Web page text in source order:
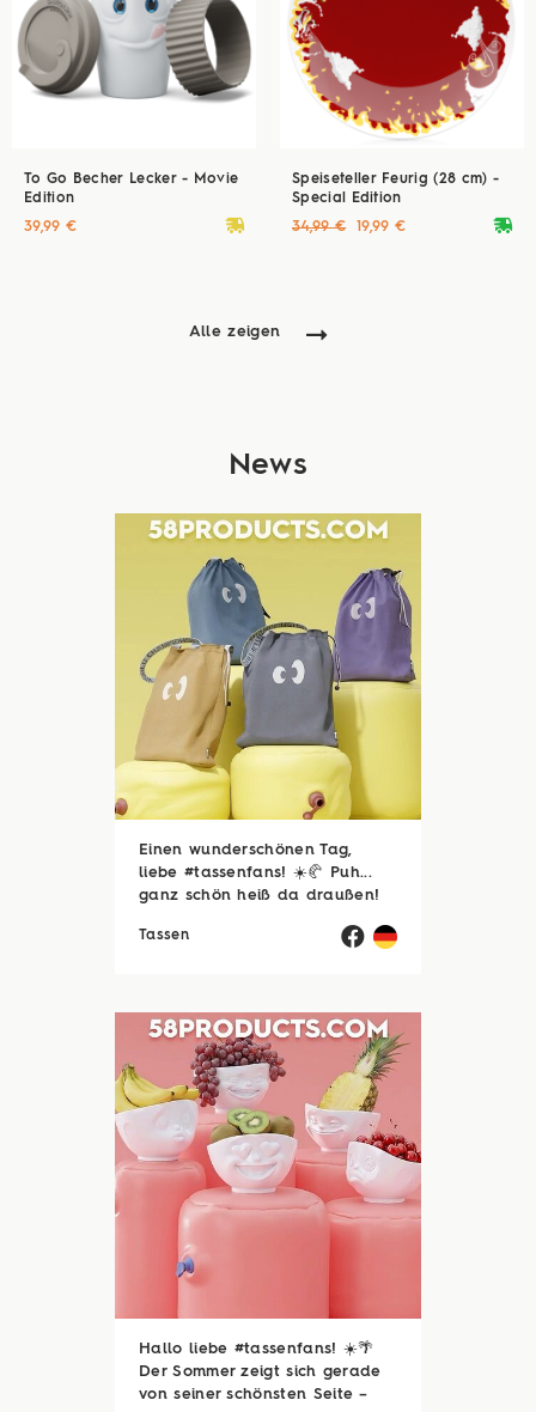
To Go Becher Lecker - Movie
Edition
deliveryvan
39,99 €
Speiseteller Feurig (28 cm) -
Special Edition
deliveryvan
34,99 € 19,99 €
Alle zeigen
News
Einen wunderschönen Tag,
liebe #tassenfans! ☀️🥐 Puh...
ganz schön heiß da draußen!
euch noch im Urlaubsmodus
zum Beispiel ...
Tassen
Hallo liebe #tassenfans! ☀️🌴
Der Sommer zeigt sich gerade
von seiner schönsten Seite –